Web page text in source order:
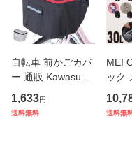
自転車 前かごカバ
ー 通販 Kawasumi
カワスミ 前カゴカ
バー バスケット カ
1,633円
送料無料
MEI
ック
ン
ック
送料無